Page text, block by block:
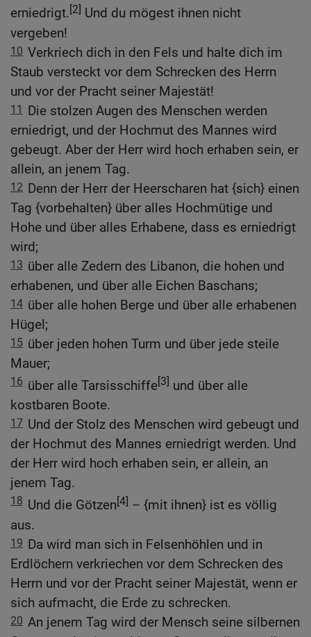
erniedrigt.[2] Und du mögest ihnen nicht
vergeben!
10 Verkriech dich in den Fels und halte dich im
Staub versteckt vor dem Schrecken des Herrn
und vor der Pracht seiner Majestät!
11 Die stolzen Augen des Menschen werden
erniedrigt, und der Hochmut des Mannes wird
gebeugt. Aber der Herr wird hoch erhaben sein, er
allein, an jenem Tag.
12 Denn der Herr der Heerscharen hat {sich} einen
Tag {vorbehalten} über alles Hochmütige und
Hohe und über alles Erhabene, dass es erniedrigt
wird;
13 über alle Zedern des Libanon, die hohen und
erhabenen, und über alle Eichen Baschans;
14 über alle hohen Berge und über alle erhabenen
Hügel;
15 über jeden hohen Turm und über jede steile
Mauer;
16 über alle Tarsisschiffe[3] und über alle
kostbaren Boote.
17 Und der Stolz des Menschen wird gebeugt und
der Hochmut des Mannes erniedrigt werden. Und
der Herr wird hoch erhaben sein, er allein, an
jenem Tag.
18 Und die Götzen[4] – {mit ihnen} ist es völlig
aus.
19 Da wird man sich in Felsenhöhlen und in
Erdlöchern verkriechen vor dem Schrecken des
Herrn und vor der Pracht seiner Majestät, wenn er
sich aufmacht, die Erde zu schrecken.
20 An jenem Tag wird der Mensch seine silbernen